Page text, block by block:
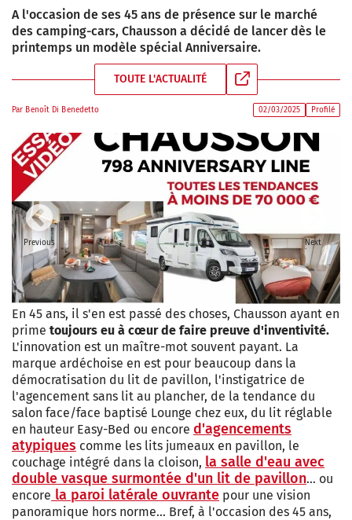
A l'occasion de ses 45 ans de présence sur le marché
des camping-cars, Chausson a décidé de lancer dès le
printemps un modèle spécial Anniversaire.
TOUTE L'ACTUALITÉ
Par Benoît Di Benedetto 02/03/2025 Profilé
Previous Next
En 45 ans, il s'en est passé des choses, Chausson ayant en
prime toujours eu à cœur de faire preuve d'inventivité.
L'innovation est un maître-mot souvent payant. La
marque ardéchoise en est pour beaucoup dans la
démocratisation du lit de pavillon, l'instigatrice de
l'agencement sans lit au plancher, de la tendance du
salon face/face baptisé Lounge chez eux, du lit réglable
en hauteur Easy-Bed ou encore d'agencements
atypiques comme les lits jumeaux en pavillon, le
couchage intégré dans la cloison, la salle d'eau avec
double vasque surmontée d'un lit de pavillon… ou
encore la paroi latérale ouvrante pour une vision
panoramique hors norme… Bref, à l'occasion des 45 ans,